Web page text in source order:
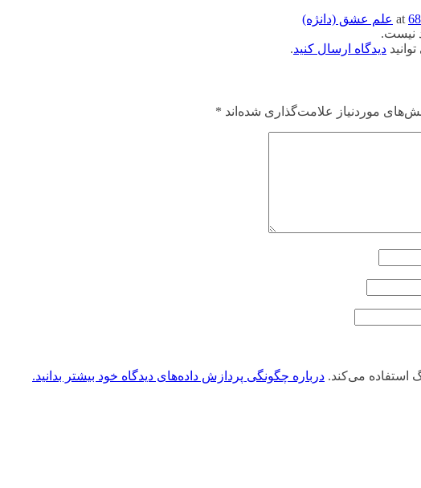
نیست.
علم عشق (دانژه)
دیدگاه ارسال کنید.
موردنیاز علامت‌گذاری شده‌اند *
استفاده می‌کند. درباره چگونگی پردازش داده‌های دیدگاه خود بیشتر بدانید.